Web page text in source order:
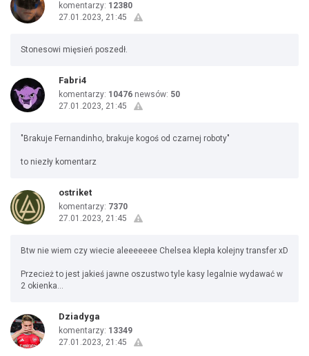
komentarzy: 12380
27.01.2023, 21:45
Stonesowi mięsień poszedł.
Fabri4
komentarzy: 10476 newsów: 50
27.01.2023, 21:45
"Brakuje Fernandinho, brakuje kogoś od czarnej roboty"
to niezły komentarz
ostriket
komentarzy: 7370
27.01.2023, 21:45
Btw nie wiem czy wiecie aleeeeeee Chelsea klepła kolejny transfer xD
Przecież to jest jakieś jawne oszustwo tyle kasy legalnie wydawać w
2 okienka...
Dziadyga
komentarzy: 13349
27.01.2023, 21:45